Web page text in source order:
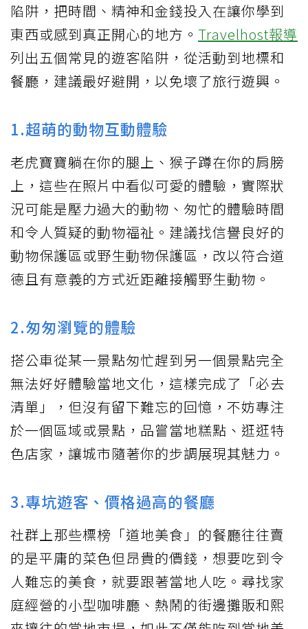
陷阱，把時間、精神和金錢投入在讓你學到
東西或感到真正開心的地方。 Travelhost報導
列出五個常見的遊客陷阱，從活動到地標和
餐廳，建議最好避開，以免壞了旅行遊興。
1.超萌的動物互動體驗
老虎寶寶躺在你的腿上、猴子蹲在你的肩膀
上，這些在照片中看似可愛的體驗，實際狀
況可能是壓力過大的動物、匆忙的體驗時間
和令人質疑的動物福祉。建議找信譽良好的
動物保護區或野生動物保護區，改以符合道
德且有意義的方式近距離接觸野生動物。
2.匆匆瀏覽的體驗
搭公車從某一景點匆忙趕到另一個景點完全
無法好好體驗當地文化，這樣完成了「必去
清單」，但沒有留下難忘的回憶，不妨專注
於一個區域或景點，品嘗當地糕點、逛逛特
色店家，讓城市隨著你的步調展現其魅力。
3.專坑遊客、價格過高的餐廳
社群上那些標榜「道地美食」的餐廳往往賣
的是平庸的菜色但昂貴的價錢，想要吃到令
人難忘的美食，就要跟著當地人吃。尋找家
庭經營的小型咖啡廳、熱鬧的街邊攤販和熙